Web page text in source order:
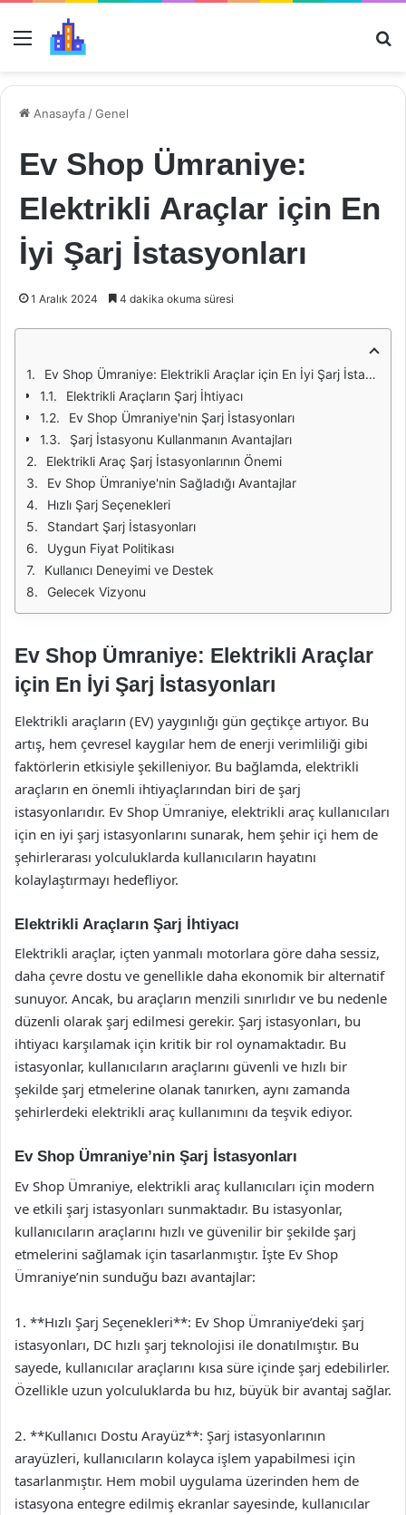
Menü
Anasayfa /Genel
Ev Shop Ümraniye:
Elektrikli Araçlar için En
İyi Şarj İstasyonları
1 Aralık 2024 4 dakika okuma süresi
Ev Shop Ümraniye: Elektrikli Araçlar için En İyi Şarj İstasyonları
Elektrikli Araçların Şarj İhtiyacı
Ev Shop Ümraniye'nin Şarj İstasyonları
Şarj İstasyonu Kullanmanın Avantajları
Elektrikli Araç Şarj İstasyonlarının Önemi
Ev Shop Ümraniye'nin Sağladığı Avantajlar
Hızlı Şarj Seçenekleri
Standart Şarj İstasyonları
Uygun Fiyat Politikası
Kullanıcı Deneyimi ve Destek
Gelecek Vizyonu
Ev Shop Ümraniye: Elektrikli Araçlar
için En İyi Şarj İstasyonları
Elektrikli araçların (EV) yaygınlığı gün geçtikçe artıyor. Bu
artış, hem çevresel kaygılar hem de enerji verimliliği gibi
faktörlerin etkisiyle şekilleniyor. Bu bağlamda, elektrikli
araçların en önemli ihtiyaçlarından biri de şarj
istasyonlarıdır. Ev Shop Ümraniye, elektrikli araç kullanıcıları
için en iyi şarj istasyonlarını sunarak, hem şehir içi hem de
şehirlerarası yolculuklarda kullanıcıların hayatını
kolaylaştırmayı hedefliyor.
Elektrikli Araçların Şarj İhtiyacı
Elektrikli araçlar, içten yanmalı motorlara göre daha sessiz,
daha çevre dostu ve genellikle daha ekonomik bir alternatif
sunuyor. Ancak, bu araçların menzili sınırlıdır ve bu nedenle
düzenli olarak şarj edilmesi gerekir. Şarj istasyonları, bu
ihtiyacı karşılamak için kritik bir rol oynamaktadır. Bu
istasyonlar, kullanıcıların araçlarını güvenli ve hızlı bir
şekilde şarj etmelerine olanak tanırken, aynı zamanda
şehirlerdeki elektrikli araç kullanımını da teşvik ediyor.
Ev Shop Ümraniye’nin Şarj İstasyonları
Ev Shop Ümraniye, elektrikli araç kullanıcıları için modern
ve etkili şarj istasyonları sunmaktadır. Bu istasyonlar,
kullanıcıların araçlarını hızlı ve güvenilir bir şekilde şarj
etmelerini sağlamak için tasarlanmıştır. İşte Ev Shop
Ümraniye’nin sunduğu bazı avantajlar:
1. **Hızlı Şarj Seçenekleri**: Ev Shop Ümraniye’deki şarj
istasyonları, DC hızlı şarj teknolojisi ile donatılmıştır. Bu
sayede, kullanıcılar araçlarını kısa süre içinde şarj edebilirler.
Özellikle uzun yolculuklarda bu hız, büyük bir avantaj sağlar.
2. **Kullanıcı Dostu Arayüz**: Şarj istasyonlarının
arayüzleri, kullanıcıların kolayca işlem yapabilmesi için
tasarlanmıştır. Hem mobil uygulama üzerinden hem de
istasyona entegre edilmiş ekranlar sayesinde, kullanıcılar